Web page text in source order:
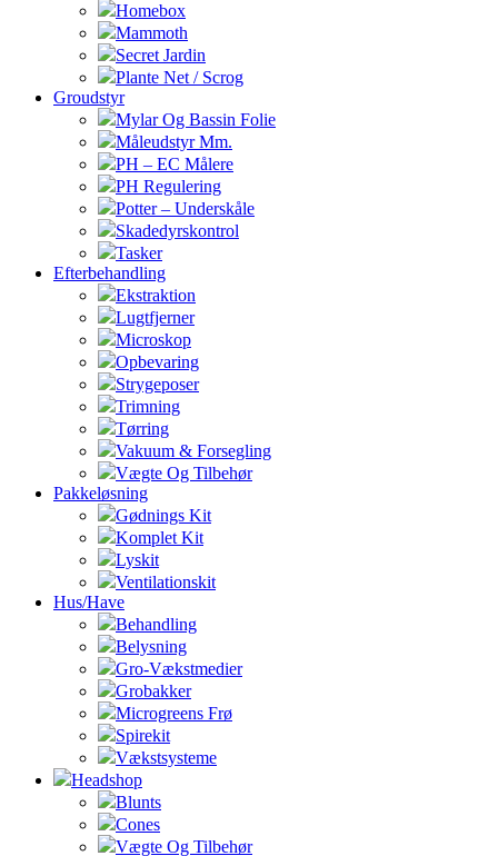
Homebox
Mammoth
Secret Jardin
Plante Net / Scrog
Groudstyr
Mylar Og Bassin Folie
Måleudstyr Mm.
PH – EC Målere
PH Regulering
Potter – Underskåle
Skadedyrskontrol
Tasker
Efterbehandling
Ekstraktion
Lugtfjerner
Microskop
Opbevaring
Strygeposer
Trimning
Tørring
Vakuum & Forsegling
Vægte Og Tilbehør
Pakkeløsning
Gødnings Kit
Komplet Kit
Lyskit
Ventilationskit
Hus/Have
Behandling
Belysning
Gro-Vækstmedier
Grobakker
Microgreens Frø
Spirekit
Vækstsysteme
Headshop
Blunts
Cones
Vægte Og Tilbehør